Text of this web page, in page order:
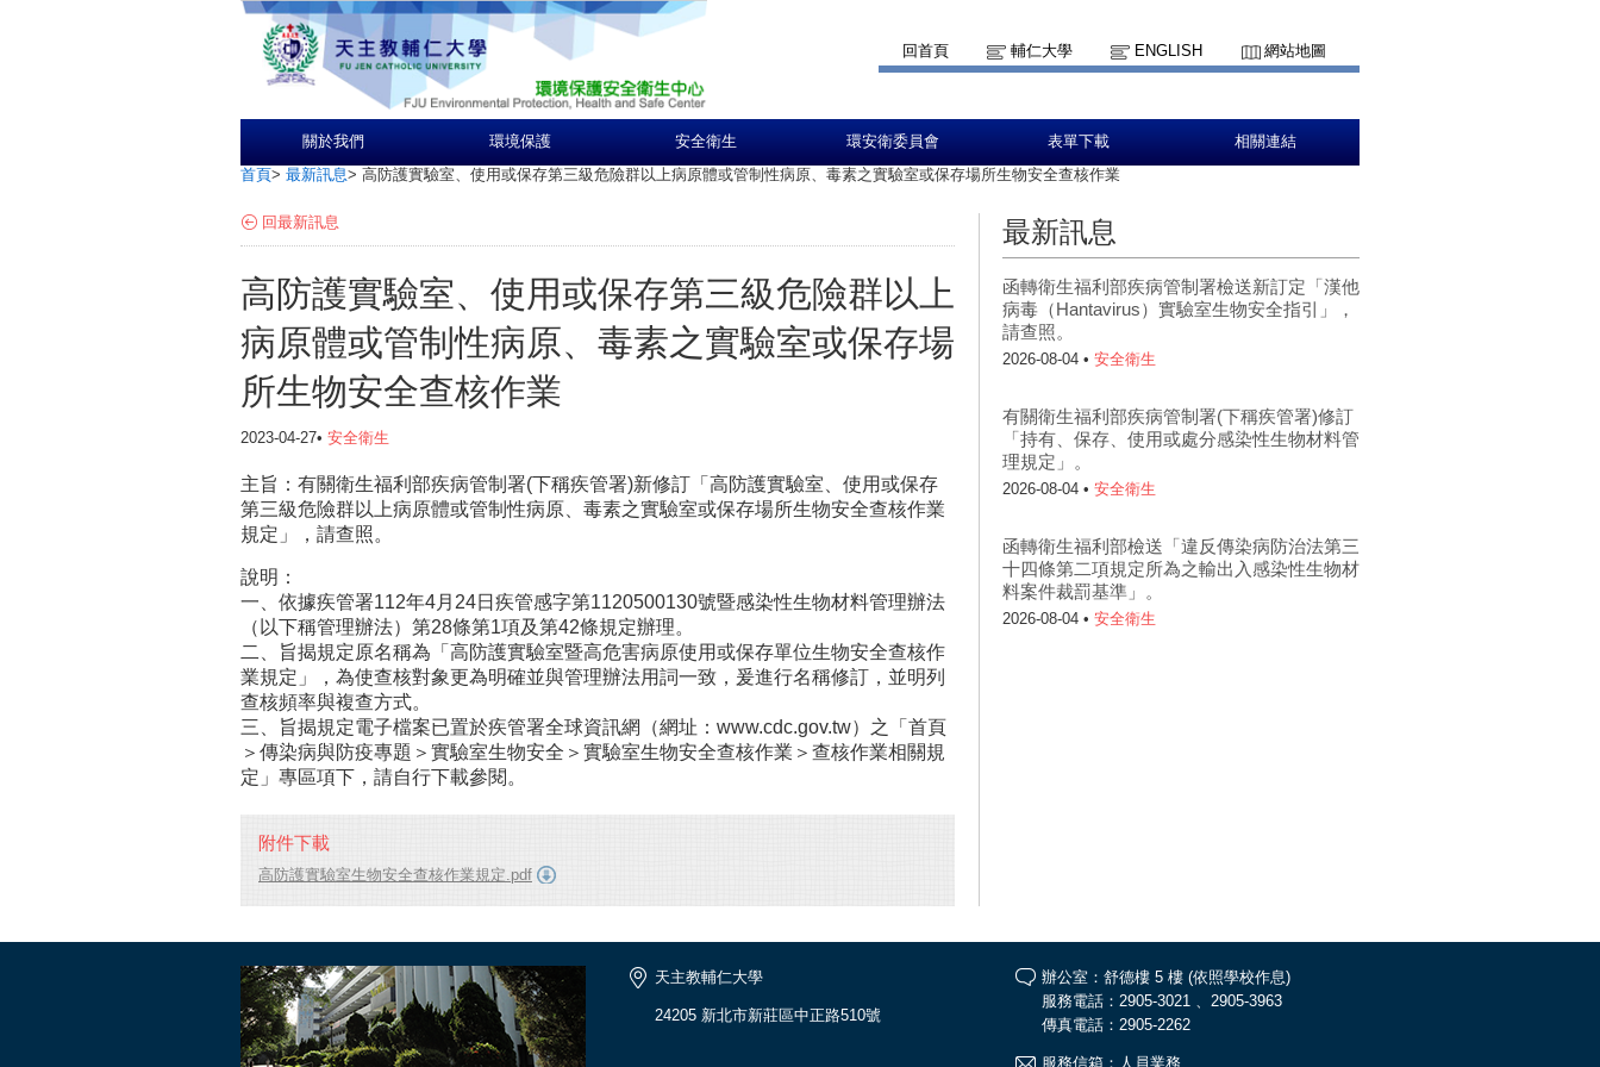
回首頁 輔仁大學 ENGLISH 網站地圖
關於我們 環境保護 安全衛生 環安衛委員會 表單下載 相關連結
首頁> 最新訊息> 高防護實驗室、使用或保存第三級危險群以上病原體或管制性病原、毒素之實驗室或保存場所生物安全查核作業
回最新訊息
高防護實驗室、使用或保存第三級危險群以上
病原體或管制性病原、毒素之實驗室或保存場
所生物安全查核作業
2023-04-27• 安全衛生
主旨：有關衛生福利部疾病管制署(下稱疾管署)新修訂「高防護實驗室、使用或保存
第三級危險群以上病原體或管制性病原、毒素之實驗室或保存場所生物安全查核作業
規定」，請查照。
說明：
一、依據疾管署112年4月24日疾管感字第1120500130號暨感染性生物材料管理辦法
（以下稱管理辦法）第28條第1項及第42條規定辦理。
二、旨揭規定原名稱為「高防護實驗室暨高危害病原使用或保存單位生物安全查核作
業規定」，為使查核對象更為明確並與管理辦法用詞一致，爰進行名稱修訂，並明列
查核頻率與複查方式。
三、旨揭規定電子檔案已置於疾管署全球資訊網（網址：www.cdc.gov.tw）之「首頁
＞傳染病與防疫專題＞實驗室生物安全＞實驗室生物安全查核作業＞查核作業相關規
定」專區項下，請自行下載參閱。
附件下載
高防護實驗室生物安全查核作業規定.pdf
最新訊息
函轉衛生福利部疾病管制署檢送新訂定「漢他
病毒（Hantavirus）實驗室生物安全指引」，
請查照。
2026-08-04 • 安全衛生
有關衛生福利部疾病管制署(下稱疾管署)修訂
「持有、保存、使用或處分感染性生物材料管
理規定」。
2026-08-04 • 安全衛生
函轉衛生福利部檢送「違反傳染病防治法第三
十四條第二項規定所為之輸出入感染性生物材
料案件裁罰基準」。
2026-08-04 • 安全衛生
天主教輔仁大學
24205 新北市新莊區中正路510號
辦公室：舒德樓 5 樓 (依照學校作息)
服務電話：2905-3021 、2905-3963
傳真電話：2905-2262
服務信箱： 人員業務